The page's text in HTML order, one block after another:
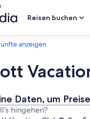
Reisen buchen
anzeigen
Daten, um
hingehen?